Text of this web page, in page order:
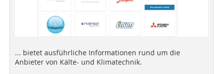
... bietet ausführliche Informationen rund um die
Anbieter von Kälte- und Klimatechnik.